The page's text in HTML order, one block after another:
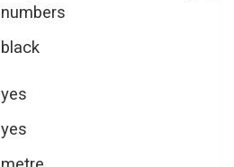
numbers
black
yes
yes